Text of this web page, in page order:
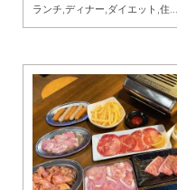
ランチ ,ディナー ダイエット ,住まい